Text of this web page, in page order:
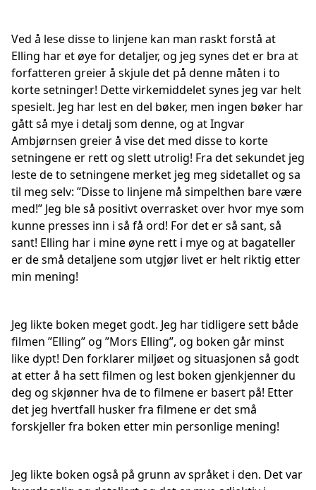
Ved å lese disse to linjene kan man raskt forstå at
Elling har et øye for detaljer, og jeg synes det er bra at
forfatteren greier å skjule det på denne måten i to
korte setninger! Dette virkemiddelet synes jeg var helt
spesielt. Jeg har lest en del bøker, men ingen bøker har
gått så mye i detalj som denne, og at Ingvar
Ambjørnsen greier å vise det med disse to korte
setningene er rett og slett utrolig! Fra det sekundet jeg
leste de to setningene merket jeg meg sidetallet og sa
til meg selv: ”Disse to linjene må simpelthen bare være
med!” Jeg ble så positivt overrasket over hvor mye som
kunne presses inn i så få ord! For det er så sant, så
sant! Elling har i mine øyne rett i mye og at bagateller
er de små detaljene som utgjør livet er helt riktig etter
min mening!
Jeg likte boken meget godt. Jeg har tidligere sett både
filmen ”Elling” og ”Mors Elling”, og boken går minst
like dypt! Den forklarer miljøet og situasjonen så godt
at etter å ha sett filmen og lest boken gjenkjenner du
deg og skjønner hva de to filmene er basert på! Etter
det jeg hvertfall husker fra filmene er det små
forskjeller fra boken etter min personlige mening!
Jeg likte boken også på grunn av språket i den. Det var